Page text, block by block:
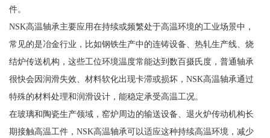
件。
NSK高温轴承主要应用在持续或频繁处于高温环境的工业场景中，
常见的是冶金行业，比如钢铁生产中的连铸设备、热轧生产线、烧
结炉传送机构，这些工位环境温度常能达到数百摄氏度，普通轴承
很快会因润滑失效、材料软化出现卡滞或损坏，NSK高温轴承通过
特殊的材料处理和润滑设计，能稳定承受高温工况。
在玻璃和陶瓷生产领域，窑炉周边的输送设备、退火炉传动机构长
期接触高温工件，NSK高温轴承可以适应这种持续高温环境，减少